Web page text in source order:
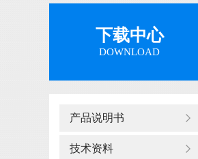
下载中心
DOWNLOAD
产品说明书
技术资料